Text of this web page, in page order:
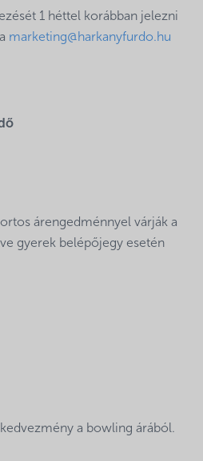
1 héttel korábban jelezni
marketing@harkanyfurdo.hu
árengedménnyel várják a
gyerek belépőjegy esetén
a bowling árából.